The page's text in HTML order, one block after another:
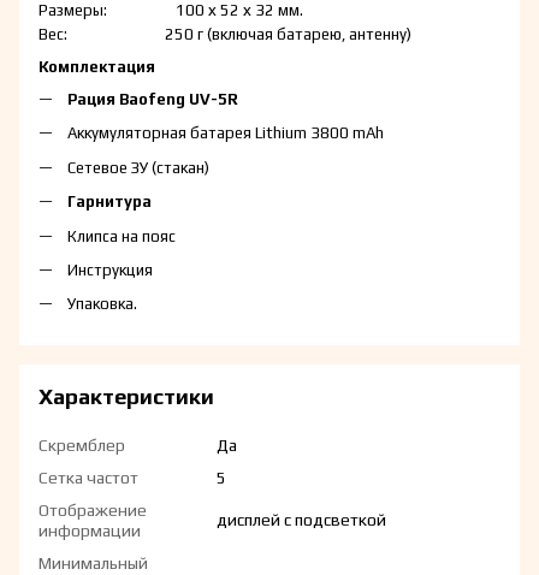
Размеры: 100 х 52 х 32 мм.
Вес: 250 г (включая батарею, антенну)
Комплектация
Рация Baofeng UV-5R
Аккумуляторная батарея Lithium 3800 mAh
Сетевое ЗУ (стакан)
Гарнитура
Клипса на пояс
Инструкция
Упаковка.
Характеристики
Скремблер
Да
Сетка частот
5
Отображение
информации
дисплей с подсветкой
Минимальный